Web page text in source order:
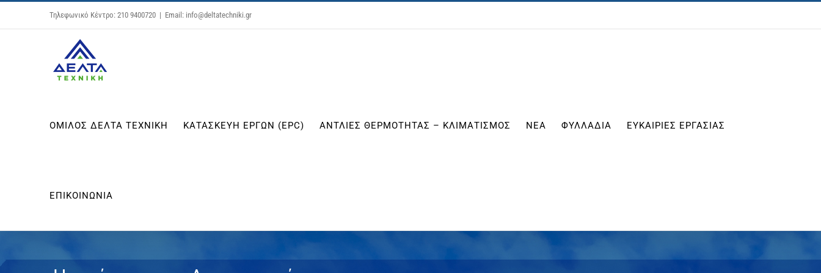
Τηλεφωνικό Κέντρο: 210 9400720 | Email: info@deltatechniki.gr
ΟΜΙΛΟΣ ΔΕΛΤΑ ΤΕΧΝΙΚΗ ΚΑΤΑΣΚΕΥΗ ΕΡΓΩΝ (EPC) ΑΝΤΛΙΕΣ ΘΕΡΜΟΤΗΤΑΣ – ΚΛΙΜΑΤΙΣΜΟΣ ΝΕΑ ΦΥΛΛΑΔΙΑ ΕΥΚΑΙΡΙΕΣ ΕΡΓΑΣΙΑΣ
ΕΠΙΚΟΙΝΩΝΙΑ